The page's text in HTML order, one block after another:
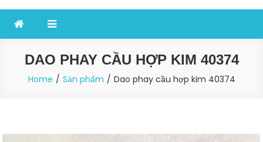
DAO PHAY CẦU HỢP KIM 40374
Home Sản phẩm Dao phay cầu hợp kim 40374